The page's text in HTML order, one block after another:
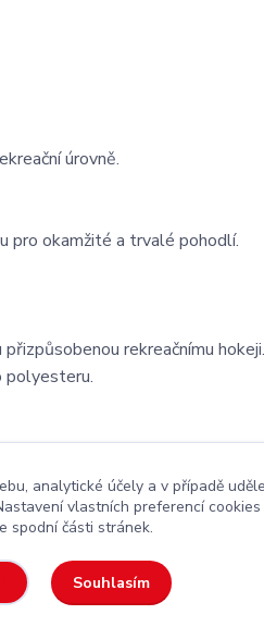
úrovně.
pro okamžité a trvalé pohodlí.
rekreačnímu hokeji.
polyesteru.
cenu
analytické účely a v případě
vlastních preferencí
spodní části stránek.
Souhlasím